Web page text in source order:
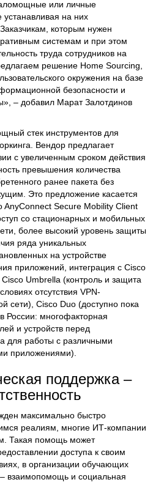
или личные
на них
которым нужен
системам и при этом
труда сотрудников на
решение Home Sourcing,
окружения на базе
безопасности и
– добавил Марат Залотдинов
стек инструментов для
Вендор предлагает
с увеличенным сроком действия
превышения количества
ранее пакета без
Это предложение касается
AnyConnect Secure Mobility Client
со стационарных и мобильных
более высокий уровень защиты
ряда уникальных
на устройстве
приложений, интеграция с Cisco
Umbrella (контроль и защита
отсутствия VPN-
сети), Cisco Duo (доступно пока
России: многофакторная
и устройств перед
для работы с различными
приложениями).
поддержка –
максимально быстро
реалиям, многие ИТ-компании
Такая помощь может
доступа к своим
в организации обучающих
взаимопомощь и социальная